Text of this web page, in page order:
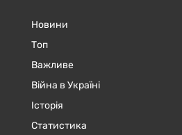
Новини
Топ
Важливе
Війна в Україні
Історія
Статистика